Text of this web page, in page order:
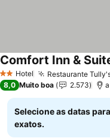
2 Estrelas
Hotel Restaurante
8,0 Muito boa 2.573
Selecione as datas
exatos.